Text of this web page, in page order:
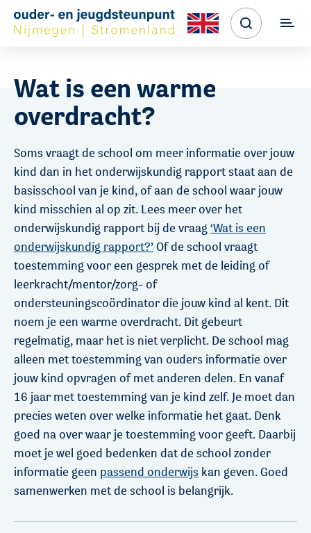
Wat is een warme
overdracht?
Soms vraagt de school om meer informatie over jouw
kind dan in het onderwijskundig rapport staat aan de
basisschool van je kind, of aan de school waar jouw
kind misschien al op zit. Lees meer over het
onderwijskundig rapport bij de vraag ‘Wat is een
onderwijskundig rapport?’Of de school vraagt
toestemming voor een gesprek met de leiding of
leerkracht/mentor/zorg- of
ondersteuningscoördinator die jouw kind al kent. Dit
noem je een warme overdracht. Dit gebeurt
regelmatig, maar het is niet verplicht. De school mag
alleen met toestemming van ouders informatie over
jouw kind opvragen of met anderen delen. En vanaf
16 jaar met toestemming van je kind zelf. Je moet dan
precies weten over welke informatie het gaat. Denk
goed na over waar je toestemming voor geeft. Daarbij
moet je wel goed bedenken dat de school zonder
informatie geen passend onderwijs kan geven. Goed
samenwerken met de school is belangrijk.